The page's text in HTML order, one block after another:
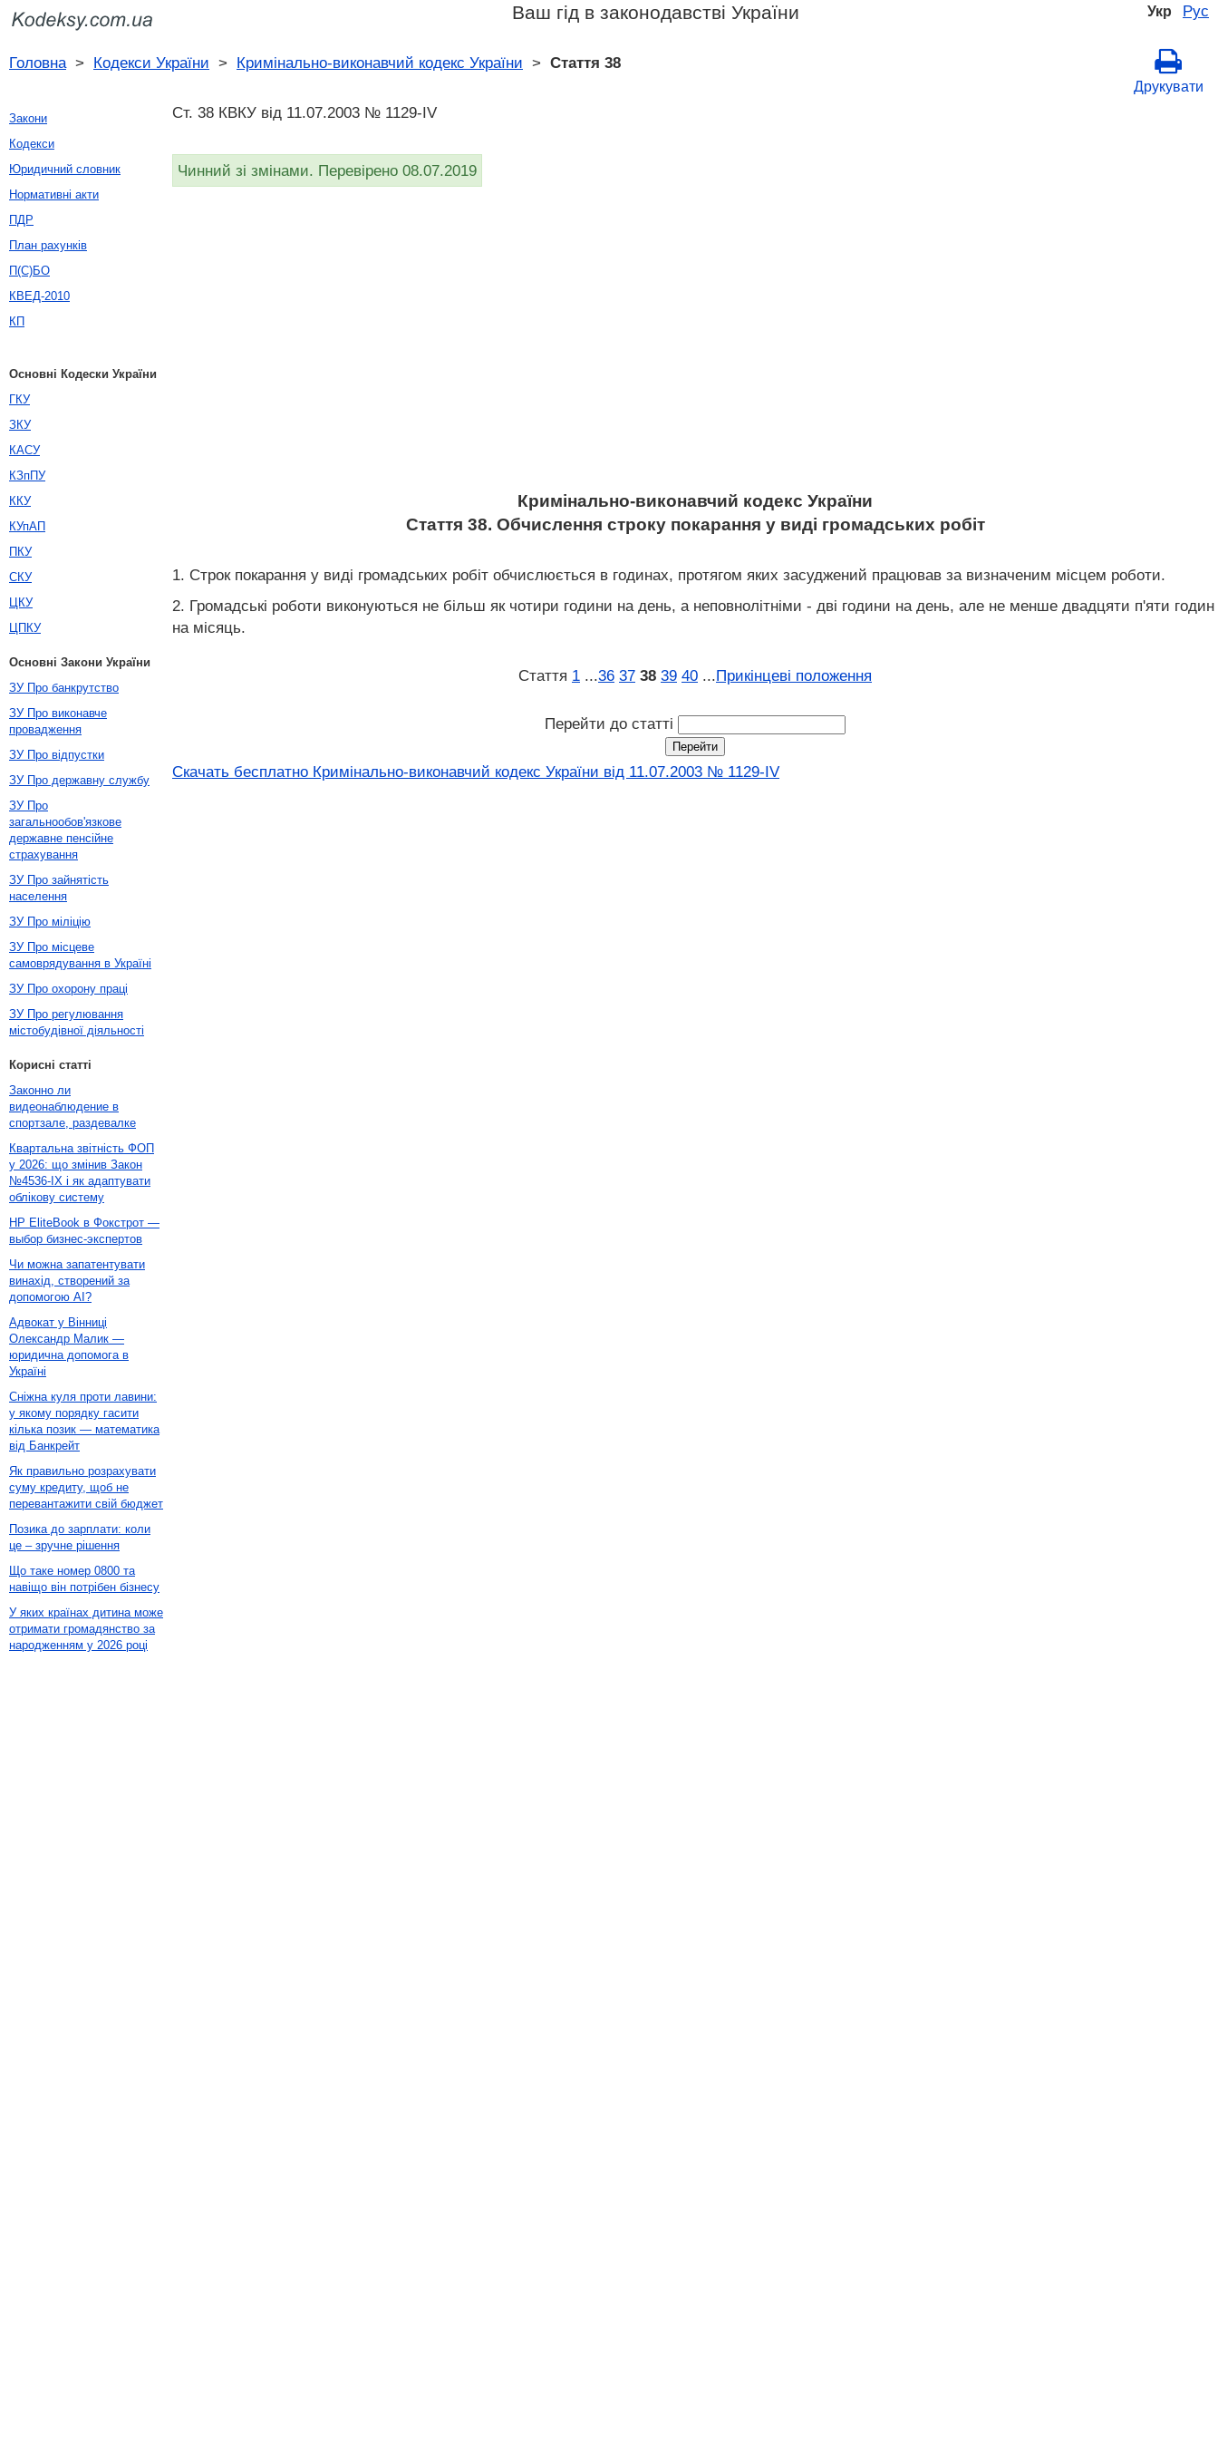
Укр Рус
Ваш гід в законодавстві України
Головна> Кодекси України > Кримінально-виконавчий кодекс України > Стаття 38
Друкувати
Ст. 38 КВКУ від 11.07.2003 № 1129-IV
Чинний зі змінами. Перевірено 08.07.2019
Кримінально-виконавчий кодекс України
Стаття 38. Обчислення строку покарання у виді громадських робіт
1. Строк покарання у виді громадських робіт обчислюється в годинах, протягом яких засуджений працював за визначеним місцем роботи.
2. Громадські роботи виконуються не більш як чотири години на день, а неповнолітніми - дві години на день, але не менше двадцяти п'яти годин
на місяць.
Стаття 1 ...36 37 38 39 40 ...Прикінцеві положення
Перейти до статті
Скачать бесплатно Кримінально-виконавчий кодекс України від 11.07.2003 № 1129-IV
Закони
Кодекси
Юридичний словник
Нормативні акти
ПДР
План рахунків
П(С)БО
КВЕД-2010
КП
Основні Кодески України
ГКУ
ЗКУ
КАСУ
КЗпПУ
ККУ
КУпАП
ПКУ
СКУ
ЦКУ
ЦПКУ
Основні Закони України
ЗУ Про банкрутство
ЗУ Про виконавче
провадження
ЗУ Про відпустки
ЗУ Про державну службу
ЗУ Про
загальнообов'язкове
державне пенсійне
страхування
ЗУ Про зайнятість
населення
ЗУ Про міліцію
ЗУ Про місцеве
самоврядування в Україні
ЗУ Про охорону праці
ЗУ Про регулювання
містобудівної діяльності
Корисні статті
Законно ли
видеонаблюдение в
спортзале, раздевалке
Квартальна звітність ФОП
у 2026: що змінив Закон
№4536-IX і як адаптувати
облікову систему
HP EliteBook в Фокстрот —
выбор бизнес-экспертов
Чи можна запатентувати
винахід, створений за
допомогою AI?
Адвокат у Вінниці
Олександр Малик —
юридична допомога в
Україні
Сніжна куля проти лавини:
у якому порядку гасити
кілька позик — математика
від Банкрейт
Як правильно розрахувати
суму кредиту, щоб не
перевантажити свій бюджет
Позика до зарплати: коли
це – зручне рішення
Що таке номер 0800 та
навіщо він потрібен бізнесу
У яких країнах дитина може
отримати громадянство за
народженням у 2026 році